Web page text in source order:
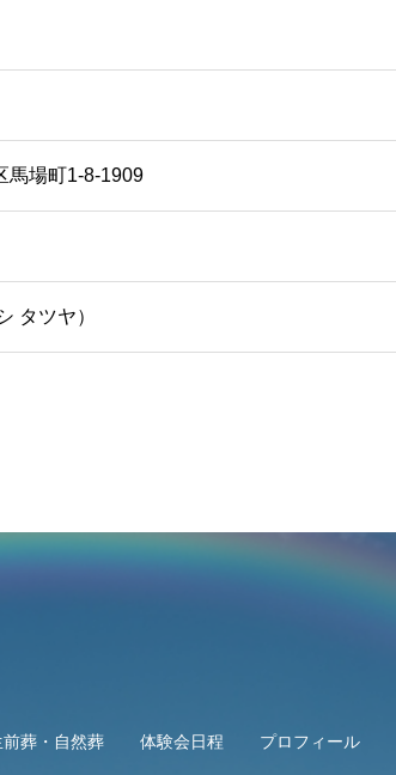
馬場町1-8-1909
タツヤ）
前葬・自然葬 体験会日程 プロフィール